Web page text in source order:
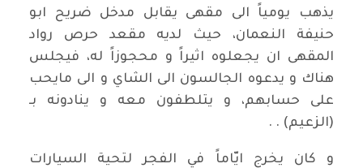
يذهب يومياً الى مقهى يقابل مدخل ضريح ابو
حنيفة النعمان، حيث لديه مقعد حرص رواد
المقهى ان يجعلوه اثيراً و محجوزاً له، فيجلس
هناك و يدعوه الجالسون الى الشاي و الى مايحب
على حسابهم، و يتلطفون معه و ينادونه بـ
(الزعيم) . .
و كان يخرج ايّاماً في الفجر لتحية السيارات